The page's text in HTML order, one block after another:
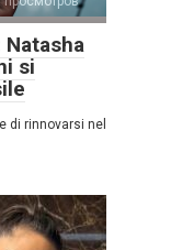
Natasha
si
di rinnovarsi nel